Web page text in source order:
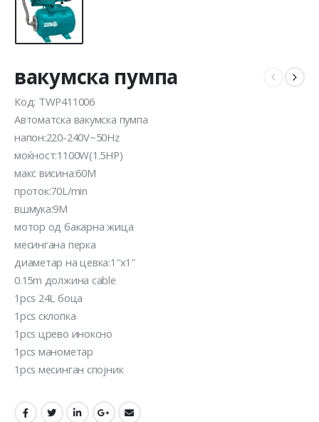
вакумска пумпа
Код: TWP411006
Автоматска вакумска пумпа
напон:220-240V~50Hz
моќност:1100W(1.5HP)
макс висина:60M
проток:70L/min
вшмука:9M
мотор од бакарна жица
месингана перка
диаметар на цевка:1″x1″
0.15m должина cable
1pcs 24L боца
1pcs склопка
1pcs црево иноксно
1pcs манометар
1pcs месинган спојник